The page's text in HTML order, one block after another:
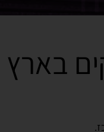
בארץ